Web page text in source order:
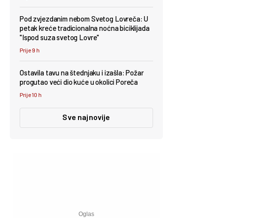
Pod zvjezdanim nebom Svetog Lovreča: U
petak kreće tradicionalna noćna biciklijada
"Ispod suza svetog Lovre"
Prije 9 h
Ostavila tavu na štednjaku i izašla: Požar
progutao veći dio kuće u okolici Poreča
Prije 10 h
Sve najnovije